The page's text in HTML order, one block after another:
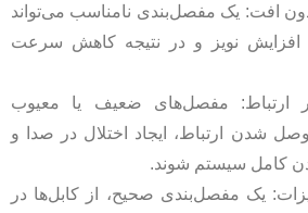
افت: یک مفصل‌بندی نامناسب می‌تواند
افزایش نویز و در نتیجه کاهش سرعت
ارتباط: مفصل‌های ضعیف یا معیوب
شدن ارتباط، ایجاد اختلال در صدا و
کامل سیستم شوند.
یک مفصل‌بندی صحیح، از کابل‌ها در